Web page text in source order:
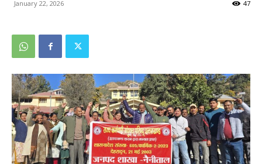
January 22, 2026 47